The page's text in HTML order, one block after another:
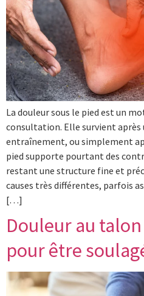
La douleur sous le pied est un
consultation. Elle survient après
entraînement, ou simplement
pied supporte pourtant des
restant une structure fine et
causes très différentes, parfois
[…]
Douleur au
pour être